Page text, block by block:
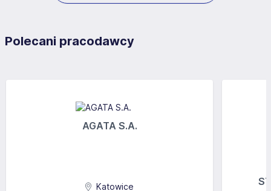
Polecani pracodawcy
AGATA S.A.
Katowice